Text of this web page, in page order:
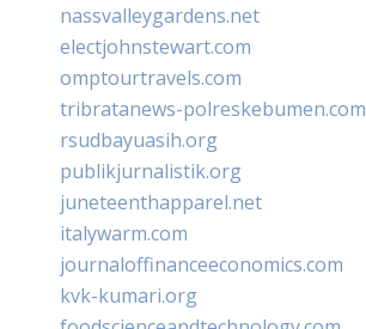
nassvalleygardens.net
electjohnstewart.com
omptourtravels.com
tribratanews-polreskebumen.com
rsudbayuasih.org
publikjurnalistik.org
juneteenthapparel.net
italywarm.com
journaloffinanceeconomics.com
kvk-kumari.org